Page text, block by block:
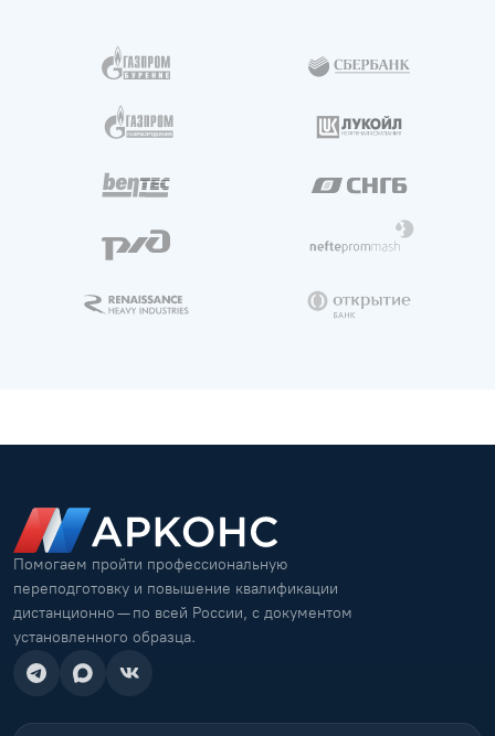
Помогаем пройти профессиональную
переподготовку и повышение квалификации
дистанционно — по всей России, с документом
установленного образца.